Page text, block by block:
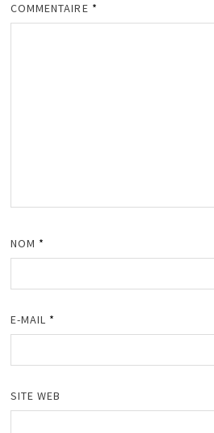
COMMENTAIRE *
NOM *
E-MAIL *
SITE WEB